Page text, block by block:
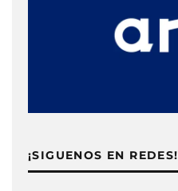
¡SIGUENOS EN REDES!